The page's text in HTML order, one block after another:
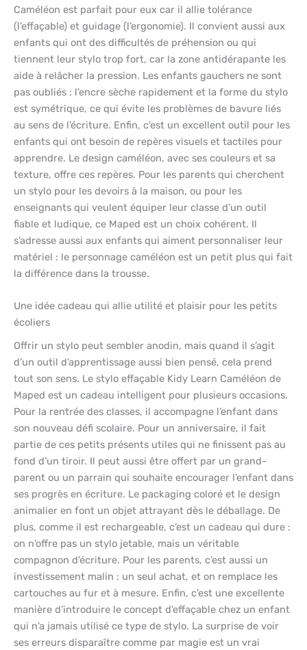
Caméléon est parfait pour eux car il allie tolérance
(l’effaçable) et guidage (l’ergonomie). Il convient aussi aux
enfants qui ont des difficultés de préhension ou qui
tiennent leur stylo trop fort, car la zone antidérapante les
aide à relâcher la pression. Les enfants gauchers ne sont
pas oubliés : l’encre sèche rapidement et la forme du stylo
est symétrique, ce qui évite les problèmes de bavure liés
au sens de l’écriture. Enfin, c’est un excellent outil pour les
enfants qui ont besoin de repères visuels et tactiles pour
apprendre. Le design caméléon, avec ses couleurs et sa
texture, offre ces repères. Pour les parents qui cherchent
un stylo pour les devoirs à la maison, ou pour les
enseignants qui veulent équiper leur classe d’un outil
fiable et ludique, ce Maped est un choix cohérent. Il
s’adresse aussi aux enfants qui aiment personnaliser leur
matériel : le personnage caméléon est un petit plus qui fait
la différence dans la trousse.
Une idée cadeau qui allie utilité et plaisir pour les petits
écoliers
Offrir un stylo peut sembler anodin, mais quand il s’agit
d’un outil d’apprentissage aussi bien pensé, cela prend
tout son sens. Le stylo effaçable Kidy Learn Caméléon de
Maped est un cadeau intelligent pour plusieurs occasions.
Pour la rentrée des classes, il accompagne l’enfant dans
son nouveau défi scolaire. Pour un anniversaire, il fait
partie de ces petits présents utiles qui ne finissent pas au
fond d’un tiroir. Il peut aussi être offert par un grand-
parent ou un parrain qui souhaite encourager l’enfant dans
ses progrès en écriture. Le packaging coloré et le design
animalier en font un objet attrayant dès le déballage. De
plus, comme il est rechargeable, c’est un cadeau qui dure :
on n’offre pas un stylo jetable, mais un véritable
compagnon d’écriture. Pour les parents, c’est aussi un
investissement malin : un seul achat, et on remplace les
cartouches au fur et à mesure. Enfin, c’est une excellente
manière d’introduire le concept d’effaçable chez un enfant
qui n’a jamais utilisé ce type de stylo. La surprise de voir
ses erreurs disparaître comme par magie est un vrai